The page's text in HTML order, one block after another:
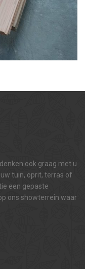
ook graag met u
tuin, oprit, terras of
een gepaste
ons showterrein waar